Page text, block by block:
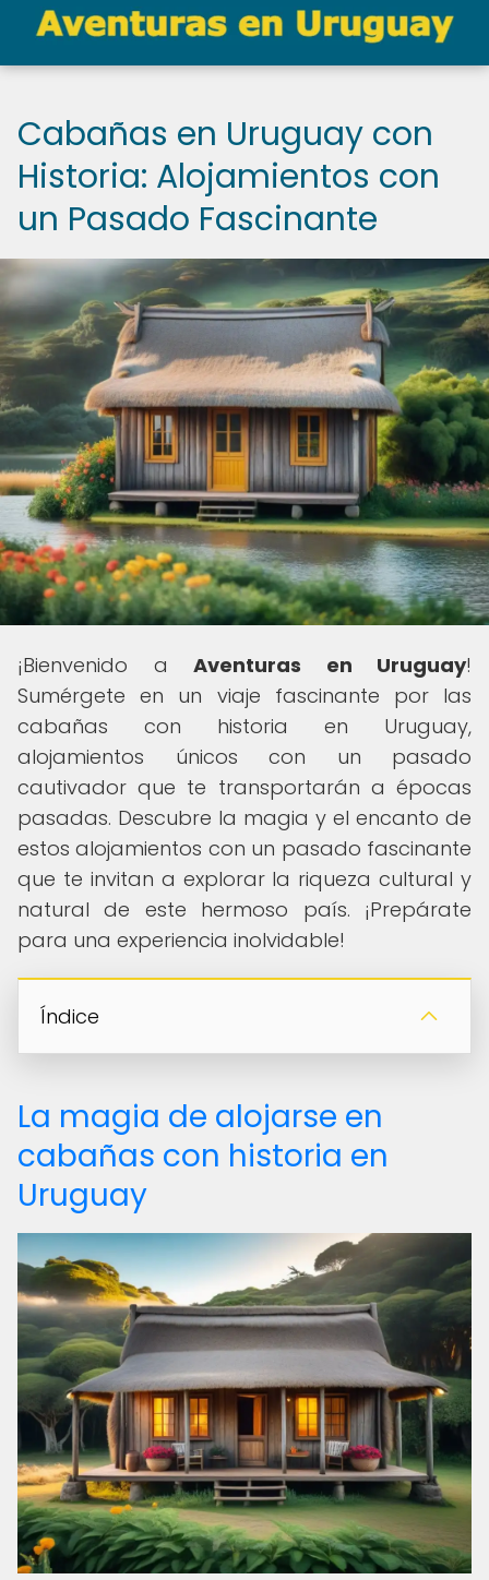
Cabañas en Uruguay con
Historia: Alojamientos con
un Pasado Fascinante
¡Bienvenido a Aventuras en Uruguay!
Sumérgete en un viaje fascinante por las
cabañas con historia en Uruguay,
alojamientos únicos con un pasado
cautivador que te transportarán a épocas
pasadas. Descubre la magia y el encanto de
estos alojamientos con un pasado fascinante
que te invitan a explorar la riqueza cultural y
natural de este hermoso país. ¡Prepárate
para una experiencia inolvidable!
Índice
La magia de alojarse en
cabañas con historia en
Uruguay